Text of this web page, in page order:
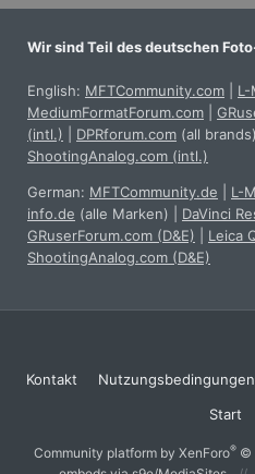
Wir sind Teil des deutschen
English: MFTCommunity.com L-
MediumFormatForum.com
(intl.)
DPRforum.com (all brands)
ShootingAnalog.com (intl.)
German: MFTCommunity.de L-
info.de (alle Marken) DaVinci
GRuserForum.com (D&E)
Leica
ShootingAnalog.com (D&E)
Kontakt Nutzungsbedingungen
Start
Community platform by XenForo® ©